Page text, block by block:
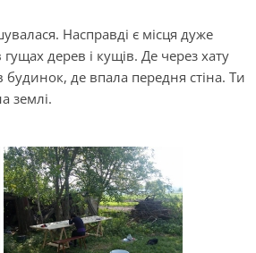
Насправді є місця дуже
дерев і кущів. Де через хату
де впала передня стіна. Ти
землі.